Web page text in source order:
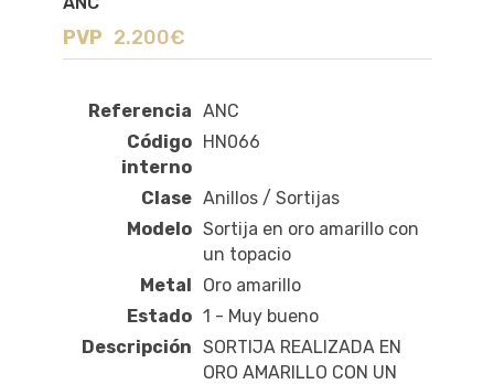
PVP 2.200€
Referencia ANC
Código
interno
HN066
Clase Anillos / Sortijas
Modelo Sortija en oro amarillo con
un topacio
Metal
Oro amarillo
Estado 1 - Muy bueno
Descripción SORTIJA REALIZADA EN
ORO AMARILLO CON UN